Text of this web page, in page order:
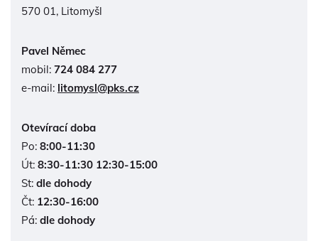
570 01, Litomyšl
Pavel Němec
mobil: 724 084 277
e-mail: litomysl@pks.cz
Otevírací doba
Po: 8:00-11:30
Út: 8:30-11:30 12:30-15:00
St: dle dohody
Čt: 12:30-16:00
Pá: dle dohody